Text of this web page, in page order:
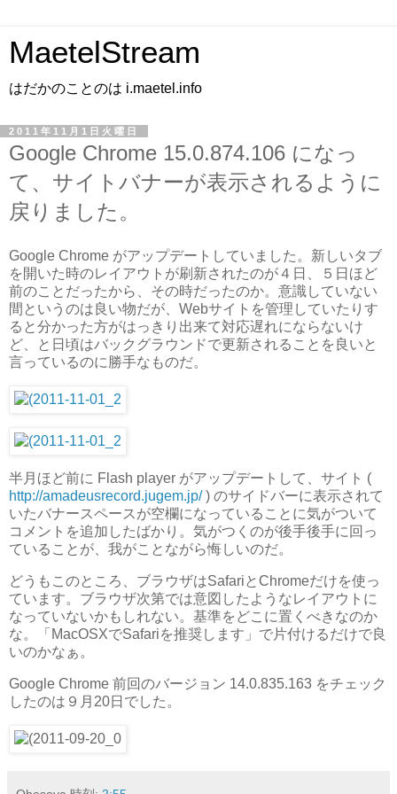
MaetelStream
はだかのことのは i.maetel.info
2011年11月1日火曜日
Google Chrome 15.0.874.106 になっ
て、サイトバナーが表示されるように
戻りました。
Google Chrome がアップデートしていました。新しいタブ
を開いた時のレイアウトが刷新されたのが４日、５日ほど
前のことだったから、その時だったのか。意識していない
間というのは良い物だが、Webサイトを管理していたりす
ると分かった方がはっきり出来て対応遅れにならないけ
ど、と日頃はバックグラウンドで更新されることを良いと
言っているのに勝手なものだ。
半月ほど前に Flash player がアップデートして、サイト (
http://amadeusrecord.jugem.jp/) のサイドバーに表示されて
いたバナースペースが空欄になっていることに気がついて
コメントを追加したばかり。気がつくのが後手後手に回っ
ていることが、我がことながら悔しいのだ。
どうもこのところ、ブラウザはSafariとChromeだけを使っ
ています。ブラウザ次第では意図したようなレイアウトに
なっていないかもしれない。基準をどこに置くべきなのか
な。「MacOSXでSafariを推奨します」で片付けるだけで良
いのかなぁ。
Google Chrome 前回のバージョン 14.0.835.163 をチェック
したのは９月20日でした。